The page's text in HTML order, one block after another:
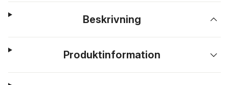
Beskrivning
Produktinformation